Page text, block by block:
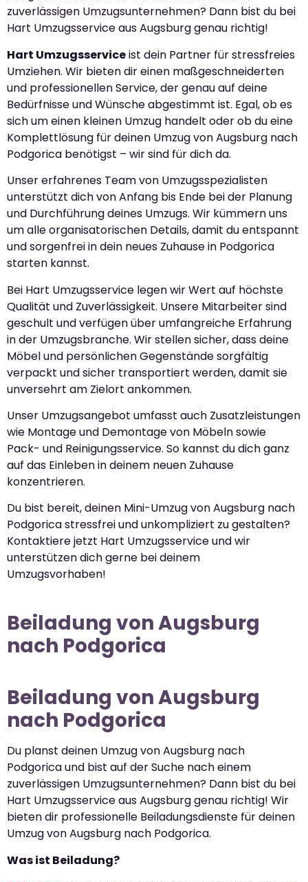
zuverlässigen Umzugsunternehmen? Dann bist du bei
Hart Umzugsservice aus Augsburg genau richtig!
Hart Umzugsserviceist dein Partner für stressfreies
Umziehen. Wir bieten dir einen maßgeschneiderten
und professionellen Service, der genau auf deine
Bedürfnisse und Wünsche abgestimmt ist. Egal, ob es
sich um einen kleinen Umzug handelt oder ob du eine
Komplettlösung für deinen Umzug von Augsburg nach
Podgorica benötigst – wir sind für dich da.
Unser erfahrenes Team von Umzugsspezialisten
unterstützt dich von Anfang bis Ende bei der Planung
und Durchführung deines Umzugs. Wir kümmern uns
um alle organisatorischen Details, damit du entspannt
und sorgenfrei in dein neues Zuhause in Podgorica
starten kannst.
Bei Hart Umzugsservice legen wir Wert auf höchste
Qualität und Zuverlässigkeit. Unsere Mitarbeiter sind
geschult und verfügen über umfangreiche Erfahrung
in der Umzugsbranche. Wir stellen sicher, dass deine
Möbel und persönlichen Gegenstände sorgfältig
verpackt und sicher transportiert werden, damit sie
unversehrt am Zielort ankommen.
Unser Umzugsangebot umfasst auch Zusatzleistungen
wie Montage und Demontage von Möbeln sowie
Pack- und Reinigungsservice. So kannst du dich ganz
auf das Einleben in deinem neuen Zuhause
konzentrieren.
Du bist bereit, deinen Mini-Umzug von Augsburg nach
Podgorica stressfrei und unkompliziert zu gestalten?
Kontaktiere jetzt Hart Umzugsservice und wir
unterstützen dich gerne bei deinem
Umzugsvorhaben!
Beiladung von Augsburg
nach Podgorica
Beiladung von Augsburg
nach Podgorica
Du planst deinen Umzug von Augsburg nach
Podgorica und bist auf der Suche nach einem
zuverlässigen Umzugsunternehmen? Dann bist du bei
Hart Umzugsservice aus Augsburg genau richtig! Wir
bieten dir professionelle Beiladungsdienste für deinen
Umzug von Augsburg nach Podgorica.
Was ist Beiladung?